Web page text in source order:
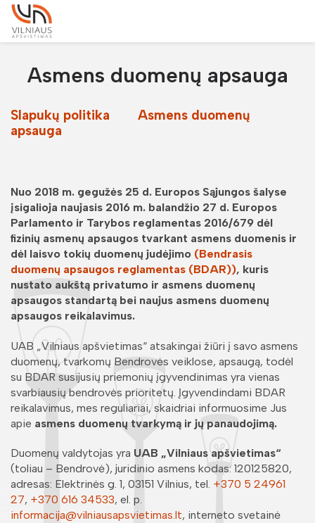
Asmens duomenų apsauga
Slapukų politika
Asmens duomenų
apsauga
Nuo 2018 m. gegužės 25 d. Europos Sąjungos šalyse
įsigalioja naujasis 2016 m. balandžio 27 d. Europos
Parlamento ir Tarybos reglamentas 2016/679 dėl
fizinių asmenų apsaugos tvarkant asmens duomenis ir
dėl laisvo tokių duomenų judėjimo (Bendrasis
duomenų apsaugos reglamentas (BDAR)), kuris
nustato aukštą privatumo ir asmens duomenų
apsaugos standartą bei naujus asmens duomenų
apsaugos reikalavimus.
UAB „Vilniaus apšvietimas“ atsakingai žiūri į savo asmens
duomenų, tvarkomų Bendrovės veiklose, apsaugą, todėl
su BDAR susijusių priemonių įgyvendinimas yra vienas
svarbiausių bendrovės prioritetų. Įgyvendindami BDAR
reikalavimus, mes reguliariai, skaidriai informuosime Jus
apie asmens duomenų tvarkymą ir jų panaudojimą.
Duomenų valdytojas yra UAB „Vilniaus apšvietimas“
(toliau – Bendrovė), juridinio asmens kodas: 120125820,
adresas: Elektrinės g. 1, 03151 Vilnius, tel. +370 5 24961
27, +370 616 34533, el. p.
informacija@vilniausapsvietimas.lt, interneto svetainė